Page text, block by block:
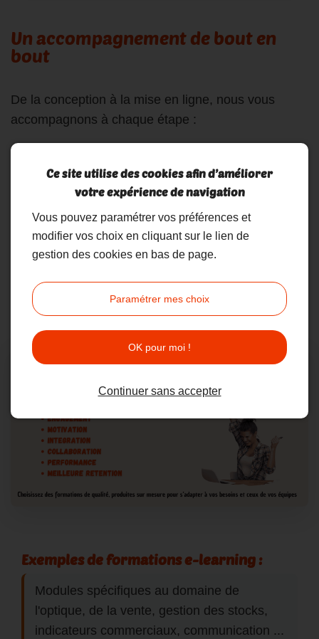
Un accompagnement de bout en
bout
De la conception à la mise en ligne, nous vous
accompagnons à chaque étape :
Création de contenus multimédias
Intégration technique et déploiement
Évaluation de l’efficacité des formations
learning
impactanteset parfaitement
alignées avec vos enjeux de performance
Exemples de formations e-learning :
Modules spécifiques au domaine de
l'optique, de la vente, gestion des stocks,
indicateurs commerciaux, communication ...
Ce site utilise des cookies afin d’améliorer
votre expérience de navigation
Vous pouvez paramétrer vos préférences et
modifier vos choix en cliquant sur le lien de
gestion des cookies en bas de page.
Paramétrer mes choix
OK pour moi !
Continuer sans accepter